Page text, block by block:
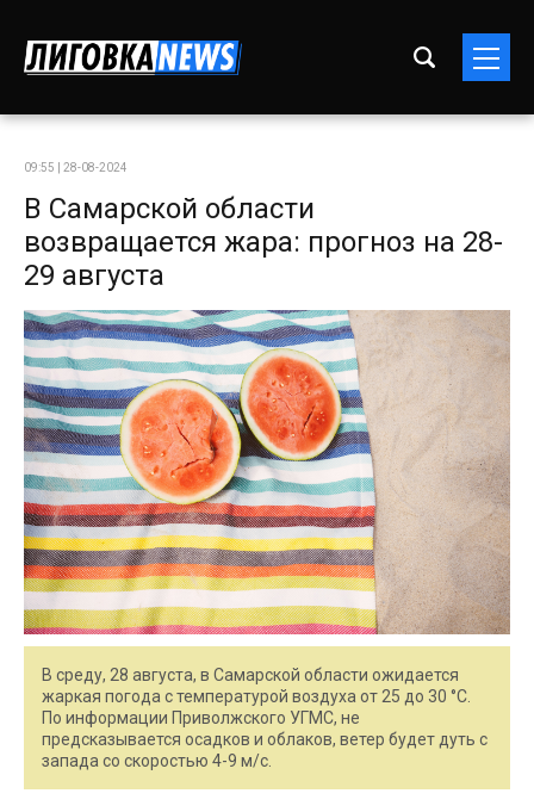
09:55 | 28-08-2024
В Самарской области
возвращается жара: прогноз на 28-
29 августа
В среду, 28 августа, в Самарской области ожидается
жаркая погода с температурой воздуха от 25 до 30 °C.
По информации Приволжского УГМС, не
предсказывается осадков и облаков, ветер будет дуть с
запада со скоростью 4-9 м/с.